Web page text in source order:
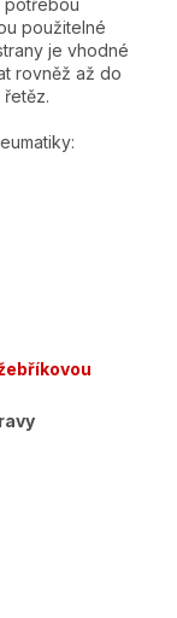
potřebou
použitelné
je vhodné
rovněž až do